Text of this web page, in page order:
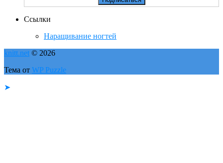
Ссылки
Наращивание ногтей
knitt.net © 2026
Тема от WP Puzzle
➤